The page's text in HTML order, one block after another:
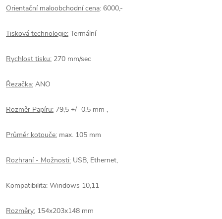
Orientační maloobchodní cena: 6000,-
Tisková technologie: Termální
Rychlost tisku: 270 mm/sec
Řezačka: ANO
Rozměr Papíru: 79,5 +/- 0,5 mm ,
Průměr kotouče: max. 105 mm
Rozhraní - Možnosti: USB, Ethernet,
Kompatibilita: Windows 10,11
Rozměry: 154x203x148 mm